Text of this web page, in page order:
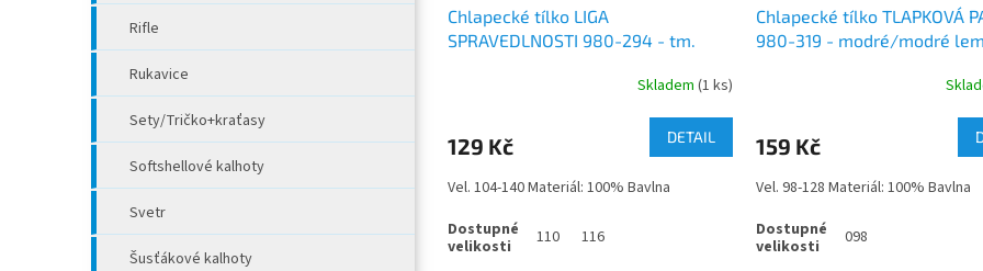
Rifle
Rukavice
Sety/Tričko+kraťasy
Softshellové kalhoty
Svetr
Šusťákové kalhoty
Chlapecké tílko LIGA
SPRAVEDLNOSTI 980-294 - tm.
Skladem (1 ks)
129 Kč DETAIL
Vel. 104-140 Materiál: 100% Bavlna
110 116
Chlapecké tílko TLAPKOVÁ
980-319 - modré/modré
159 Kč
Vel. 98-128 Materiál: 100% Bavlna
098